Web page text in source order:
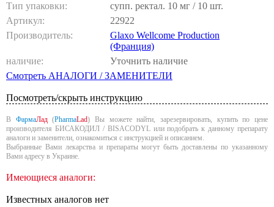
Тип упаковки:
супп. ректал. 10 мг / 10 шт.
Артикул:
22922
Производитель:
Glaxo Wellcome Production
(Франция)
наличие:
Уточнить наличие
Смотреть АНАЛОГИ / ЗАМЕНИТЕЛИ
Посмотреть/скрыть инструкцию
В ФармаЛад(PharmaLad) Вы можете найти, зарезервировать, купить по цене
производителя БИСАКОДИЛ / BISACODYL или подобрать к данному препарату
аналоги и заменители, ознакомиться с инструкцией и описанием.
Выбранные Вами лекарства и препараты могут быть доставлены по указанному
Вами адресу в Украине.
Имеющиеся аналоги:
Известных аналогов нет